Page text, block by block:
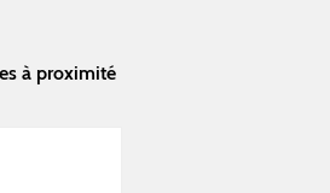
à proximité